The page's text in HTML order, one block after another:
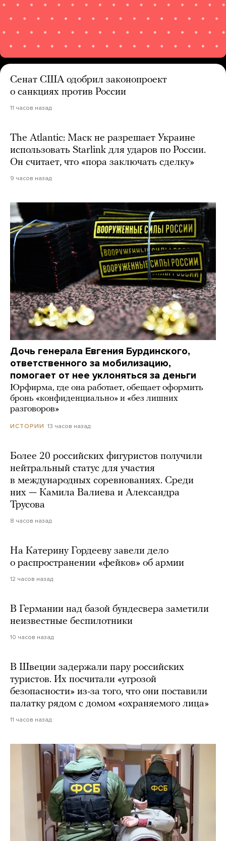
Сенат США одобрил законопроект
о санкциях против России
11 часов назад
The Atlantic: Маск не разрешает Украине
использовать Starlink для ударов по России.
Он считает, что «пора заключать сделку»
9 часов назад
Дочь генерала Евгения Бурдинского,
ответственного за мобилизацию,
помогает от нее уклоняться за деньги
Юрфирма, где она работает, обещает оформить
бронь «конфиденциально» и «без лишних
разговоров»
ИСТОРИИ 13 часов назад
Более 20 российских фигуристов получили
нейтральный статус для участия
в международных соревнованиях. Среди
них — Камила Валиева и Александра
Трусова
8 часов назад
На Катерину Гордееву завели дело
о распространении «фейков» об армии
12 часов назад
В Германии над базой бундесвера заметили
неизвестные беспилотники
10 часов назад
В Швеции задержали пару российских
туристов. Их посчитали «угрозой
безопасности» из-за того, что они поставили
палатку рядом с домом «охраняемого лица»
11 часов назад